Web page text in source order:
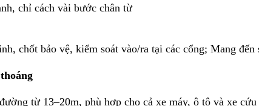
chỉ cách vài bước chân từ
chốt bảo vệ, kiểm soát vào/ra tại các cổng; Mang
từ 13–20m, phù hợp cho cả xe máy, ô tô và xe